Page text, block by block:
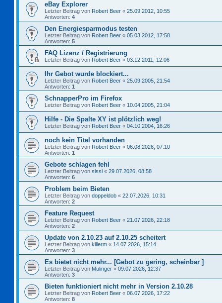
eBay Explorer
Letzter Beitrag von Robert Beer « 25.09.2012, 10:55
Antworten: 4
Den Energiesparmodus testen
Letzter Beitrag von Robert Beer « 05.03.2012, 17:58
Antworten: 5
FAQ Lizenz / Registrierung
Letzter Beitrag von Robert Beer « 03.12.2011, 12:06
Ihr Gebot wurde blockiert...
Letzter Beitrag von Robert Beer « 25.09.2005, 21:54
Antworten: 1
SchnapperPro im Firefox
Letzter Beitrag von Robert Beer « 10.04.2005, 21:04
Hilfe - Die Spalte XY ist plötzlich weg!
Letzter Beitrag von Robert Beer « 04.10.2004, 16:26
noch kein Titel vorhanden
Letzter Beitrag von Robert Beer « 06.08.2026, 07:10
Antworten: 1
Gebote schlagen fehl
Letzter Beitrag von sissi « 29.07.2026, 08:58
Antworten: 6
Problem beim Bieten
Letzter Beitrag von doppeldob « 22.07.2026, 10:31
Antworten: 2
Feature Request
Letzter Beitrag von Robert Beer « 21.07.2026, 22:18
Antworten: 2
Update von 2.10.23 auf 2.10.25 scheitert
Letzter Beitrag von killerm « 14.07.2026, 15:14
Antworten: 3
Es bietet nicht mehr... [Gebot zu gering, scheinbar ]
Letzter Beitrag von Mulinger « 09.07.2026, 12:37
Antworten: 3
Bieten funktioniert nicht mehr in Version 2.10.28
Letzter Beitrag von Robert Beer « 06.07.2026, 17:22
Antworten: 8